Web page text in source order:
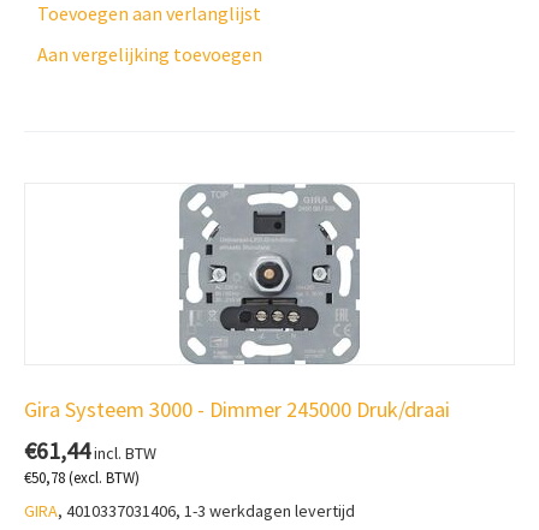
Toevoegen aan verlanglijst
Aan vergelijking toevoegen
Gira Systeem 3000 - Dimmer 245000 Druk/draai
€61,44incl. BTW
€50,78(excl. BTW)
GIRA, 4010337031406, 1-3 werkdagen levertijd